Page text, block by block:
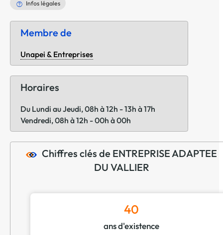
Infos légales
Membre de
Unapei & Entreprises
Horaires
Du Lundi au Jeudi, 08h à 12h - 13h à 17h
Vendredi, 08h à 12h - 00h à 00h
Chiffres clés de ENTREPRISE ADAPTEE
DU VALLIER
40
ans d'existence